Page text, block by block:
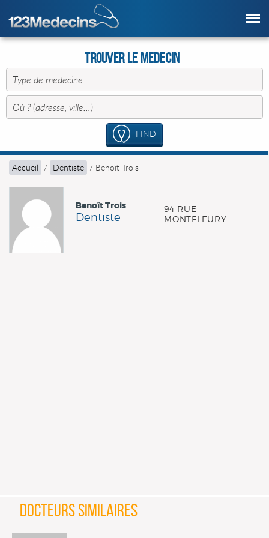
Trouver le Medecin
FIND
Accueil / Dentiste / Benoît Trois
Benoît Trois
Dentiste
94 RUE
MONTFLEURY
DOCTEURS SIMILAIRES